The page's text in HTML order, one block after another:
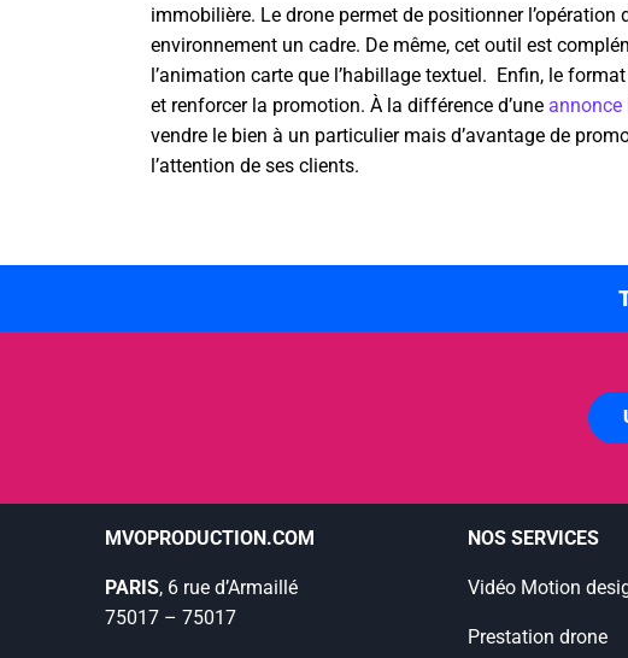
immobilière. Le drone permet de positionner
environnement un cadre. De même, cet outil est
l’animation carte que l’habillage textuel. Enfin, le
et renforcer la promotion. À la différence d’une annonce
vendre le bien à un particulier mais d’avantage de
l’attention de ses clients.
MVOPRODUCTION.COM
PARIS, 6 rue d’Armaillé
75017 – 75017
NOS SERVICES
Vidéo Motion
Prestation drone